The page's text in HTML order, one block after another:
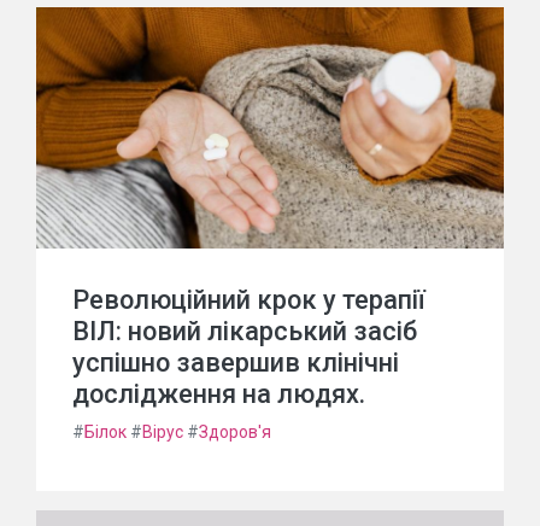
Революційний крок у терапії
ВІЛ: новий лікарський засіб
успішно завершив клінічні
дослідження на людях.
#Білок #Вірус #Здоров'я